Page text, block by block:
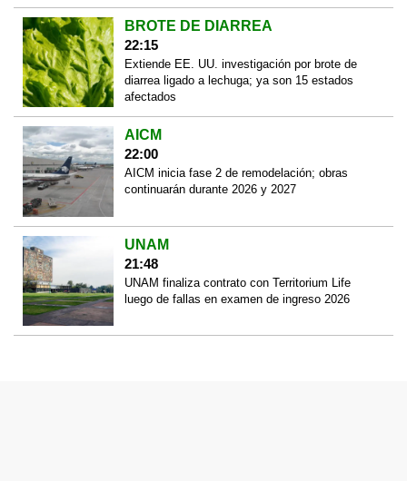
BROTE DE DIARREA
22:15
Extiende EE. UU. investigación por brote de
diarrea ligado a lechuga; ya son 15 estados
afectados
AICM
22:00
AICM inicia fase 2 de remodelación; obras
continuarán durante 2026 y 2027
UNAM
21:48
UNAM finaliza contrato con Territorium Life
luego de fallas en examen de ingreso 2026